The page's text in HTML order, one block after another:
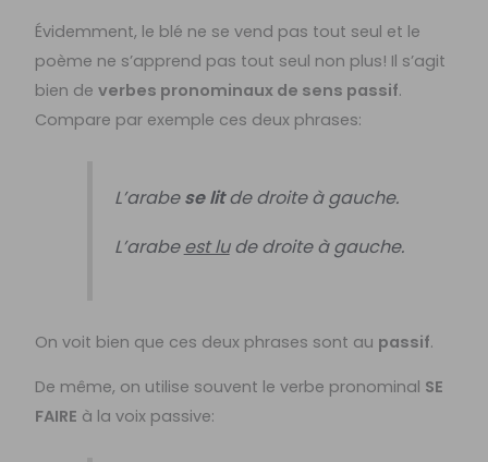
Évidemment, le blé ne se vend pas tout seul et le
poème ne s’apprend pas tout seul non plus! Il s’agit
bien deverbes pronominaux de sens passif.
Compare par exemple ces deux phrases:
L’arabese litde droite à gauche.
L’arabeest lude droite à gauche.
On voit bien que ces deux phrases sont au passif.
De même, on utilise souvent le verbe pronominal SE
FAIRE à la voix passive: